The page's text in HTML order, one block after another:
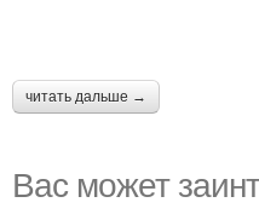
читать дальше →
Вас может